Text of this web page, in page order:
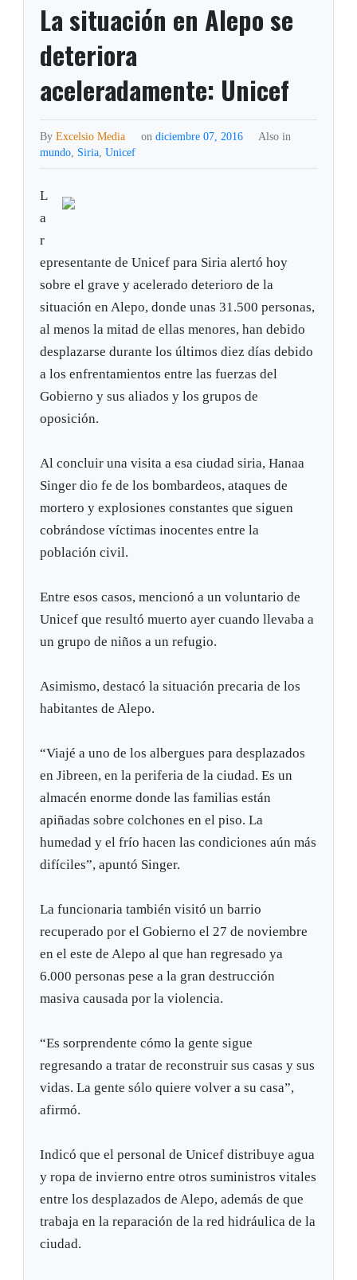
La situación en Alepo se
deteriora
aceleradamente: Unicef
ByExcelsio Media on diciembre 07, 2016
Also in
mundo, Siria,Unicef
L
a
r
epresentante de Unicef para Siria alertó hoy
sobre el grave y acelerado deterioro de la
situación en Alepo, donde unas 31.500 personas,
al menos la mitad de ellas menores, han debido
desplazarse durante los últimos diez días debido
a los enfrentamientos entre las fuerzas del
Gobierno y sus aliados y los grupos de
oposición.
Al concluir una visita a esa ciudad siria, Hanaa
Singer dio fe de los bombardeos, ataques de
mortero y explosiones constantes que siguen
cobrándose víctimas inocentes entre la
población civil.
Entre esos casos, mencionó a un voluntario de
Unicef que resultó muerto ayer cuando llevaba a
un grupo de niños a un refugio.
Asimismo, destacó la situación precaria de los
habitantes de Alepo.
“Viajé a uno de los albergues para desplazados
en Jibreen, en la periferia de la ciudad. Es un
almacén enorme donde las familias están
apiñadas sobre colchones en el piso. La
humedad y el frío hacen las condiciones aún más
difíciles”, apuntó Singer.
La funcionaria también visitó un barrio
recuperado por el Gobierno el 27 de noviembre
en el este de Alepo al que han regresado ya
6.000 personas pese a la gran destrucción
masiva causada por la violencia.
“Es sorprendente cómo la gente sigue
regresando a tratar de reconstruir sus casas y sus
vidas. La gente sólo quiere volver a su casa”,
afirmó.
Indicó que el personal de Unicef distribuye agua
y ropa de invierno entre otros suministros vitales
entre los desplazados de Alepo, además de que
trabaja en la reparación de la red hidráulica de la
ciudad.